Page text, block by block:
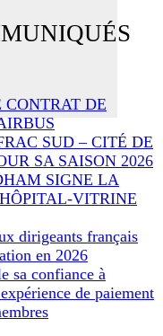
DE
SUD – CITÉ DE
SA SAISON 2026
SIGNE LA
VITRINE
dirigeants français
en 2026
sa confiance à
de paiement